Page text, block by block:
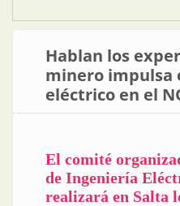
Hablan los
minero impulsa
eléctrico en el
El comité
de Ingeniería
realizará en Salta